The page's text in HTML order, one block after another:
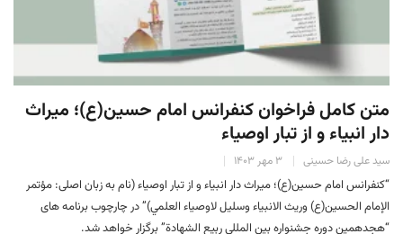
متن کامل فراخوان كنفرانس امام حسين(ع)؛ ميراث
دار انبياء و از تبار اوصياء
سید علی رضا حسینی ۳ مهر ۱۴۰۳
“كنفرانس امام حسين(ع)؛ ميراث دار انبياء و از تبار اوصياء (نام به زبان اصلی: مؤتمر
الإمام الحسين(ع) وريث الانبياء وسليل لاوصياء العلمي)” در چارچوب برنامه های
“هجدهمين دوره جشنواره بين المللي ربيع الشهادة” برگزار خواهد شد.